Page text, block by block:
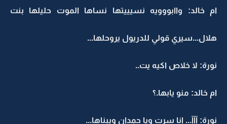
ام خالد: واابووويه نسيييتها نساها الموت حليلها بنت
هلال...سيري قولي للدريول يروحلها...
نورة: لا خلاص اكيه يت..
ام خالد: منو يابها.؟
نورة: آآآ... انا سرت ويا حمدان ويبناها...